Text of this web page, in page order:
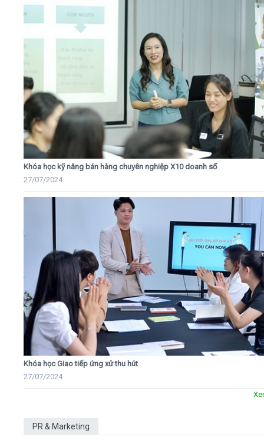
Khóa học kỹ năng bán hàng chuyên nghiệp X10 doanh số
27/07/2024
Khóa học Giao tiếp ứng xử thu hút
27/07/2024
PR & Marketing